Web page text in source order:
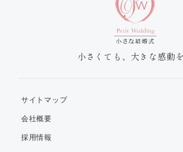
小さくても、大きな感動を
サイトマップ
会社概要
採用情報